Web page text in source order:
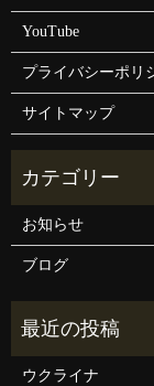
YouTube
プライバシーポリ
サイトマップ
お知らせ
ブログ
ウクライナ